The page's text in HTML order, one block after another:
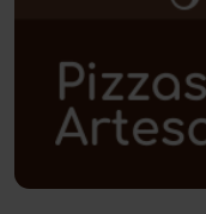
Polícia Civil
Polícia Militar
Política